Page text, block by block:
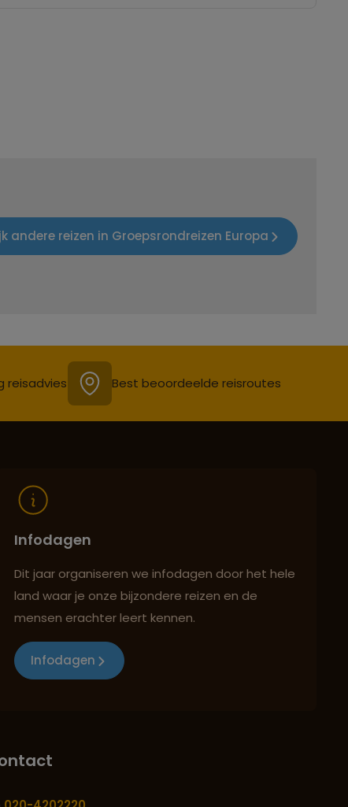
andere reizen in Groepsrondreizen Europa
reisadvies Best beoordeelde reisroutes
Infodagen
Dit jaar organiseren we infodagen door het hele
land waar je onze bijzondere reizen en de
mensen erachter leert kennen.
Infodagen